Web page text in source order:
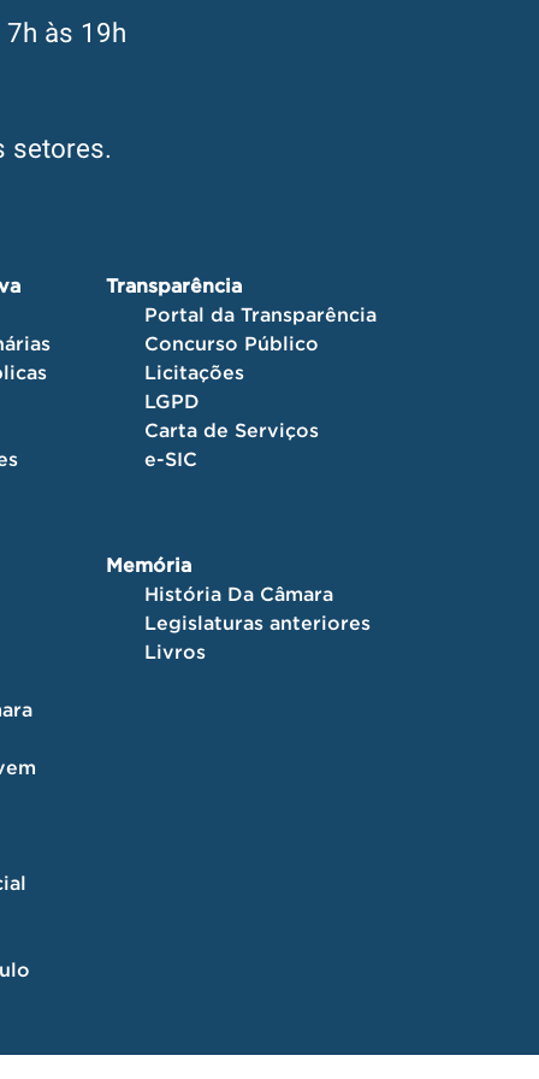
às 19h
setores.
Transparência
Portal da Transparência
Concurso Público
Licitações
LGPD
Carta de Serviços
e-SIC
Memória
História Da Câmara
Legislaturas anteriores
Livros